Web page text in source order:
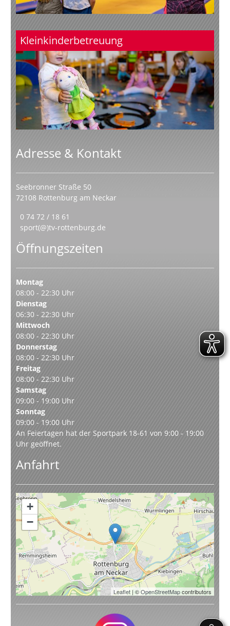
Kleinkinderbetreuung
Adresse & Kontakt
Seebronner Straße 50
72108 Rottenburg am Neckar
0 74 72 / 18 61
sport(@)tv-rottenburg.de
Öffnungszeiten
Montag
08:00 - 22:30 Uhr
Dienstag
06:30 - 22:30 Uhr
Mittwoch
08:00 - 22:30 Uhr
Donnerstag
08:00 - 22:30 Uhr
Freitag
08:00 - 22:30 Uhr
Samstag
09:00 - 19:00 Uhr
Sonntag
09:00 - 19:00 Uhr
An Feiertagen hat der Sportpark 18-61 von 9:00 - 19:00
Uhr geöffnet.
Anfahrt
+
−
Leaflet | ©OpenStreetMapcontributors